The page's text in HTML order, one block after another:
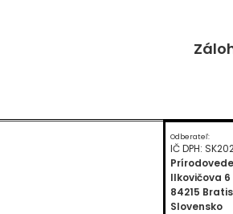
Odberateľ:
IČ DPH:
Ilkovičova 6
84215
Slovensko